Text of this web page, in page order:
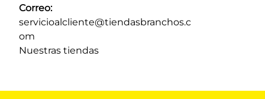
Correo:
servicioalcliente@tiendasbranchos.c
om
Nuestras tiendas